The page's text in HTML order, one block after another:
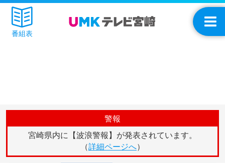
番組表
警報
宮崎県内に【波浪警報】が発表されています。
（詳細ページへ）